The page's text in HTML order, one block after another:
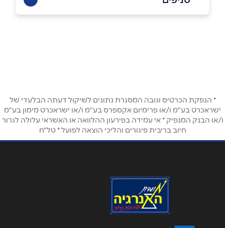
אימייל*
*
* הנפקת הכרטיס וגובה המסגרת נתונים לשיקול דעתה הבלעדי של
ישראכרט בע"מ ו/או פרימיום אקספרס בע"מ ו/או ישראכרט מימון בע"מ
ו/או הבנק המנפיק * אי עמידה בפירעון ההלוואה או האשראי עלולה לגרור
חיוב בריבית פיגורים והליכי הוצאה לפועל * טל"ח